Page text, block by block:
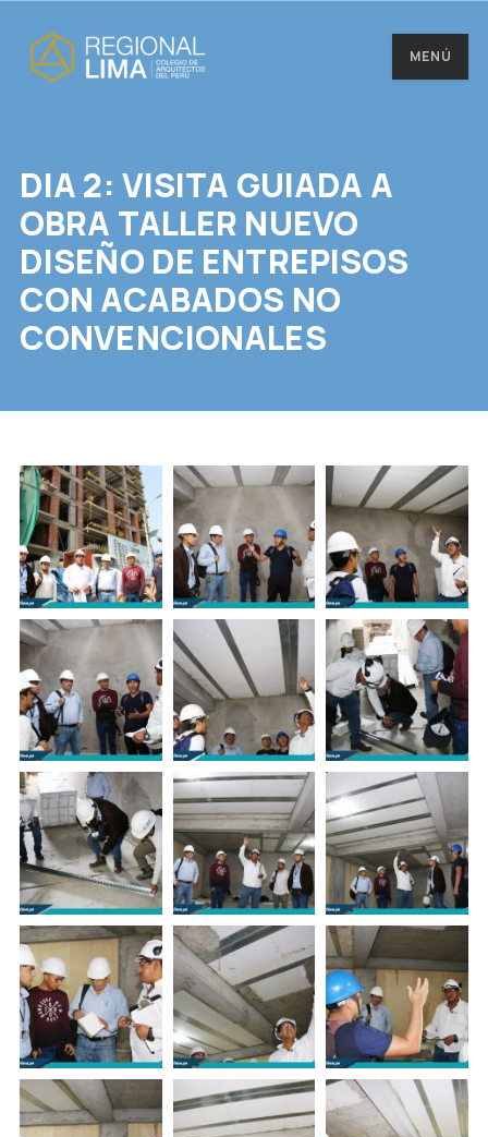
MENÚ
DIA 2: VISITA GUIADA A
OBRA TALLER NUEVO
DISEÑO DE ENTREPISOS
CON ACABADOS NO
CONVENCIONALES